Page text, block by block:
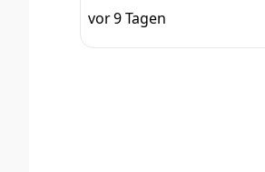
partnerships, developing
to make a real impact.
Duration:Unlimited
vor 9 Tagen